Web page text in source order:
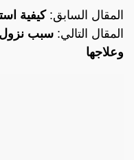
المقال السابق:كيفية
المقال التالي: سبب نزول
وعلاجها